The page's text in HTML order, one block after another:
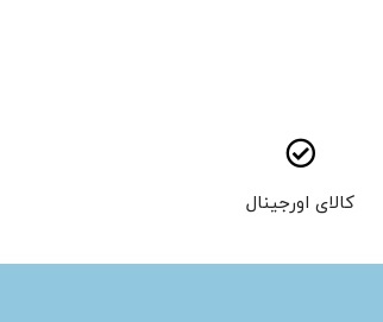
کالای اورجینال